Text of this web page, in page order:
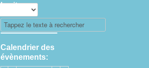
le site
Calendrier des
évènements: